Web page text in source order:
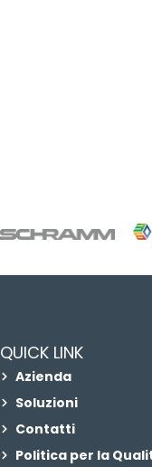
QUICK LINK
Azienda
Soluzioni
Contatti
Politica per la